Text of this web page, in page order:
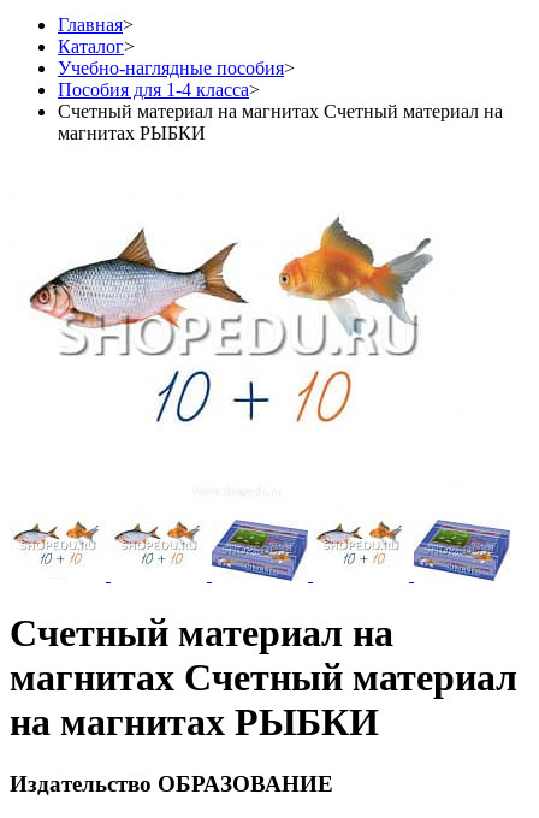
Главная>
Каталог>
Учебно-наглядные пособия>
Пособия для 1-4 класса>
Счетный материал на магнитах Счетный материал на
магнитах РЫБКИ
Счетный материал на
магнитах Счетный материал
на магнитах РЫБКИ
Издательство ОБРАЗОВАНИЕ